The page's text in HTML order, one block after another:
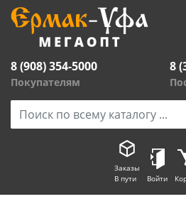
8 (908) 354-5000
Покупателям
8
Заказы
В пути
Войти